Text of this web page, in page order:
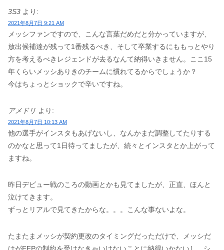
3S3 より:
2021年8月7日 9:21 AM
メッシファンですので、こんな言葉だめだと分かっていますが、
放出候補達が残って1番残るべき、そして卒業するにももっとやり
方を考えるべきレジェンドが去るなんて納得いきません。ここ15
年くらいメッシありきのチームに慣れてるからでしょうか？
今はちょっとショックで辛いですね。
アメドリ より:
2021年8月7日 10:13 AM
他の選手がインスタもあげないし、なんかまだ調整してたりする
のかなと思って1日待ってましたが、続々とインスタとか上がって
ますね。
昨日デビュー戦のころの動画とかも見てましたが、正直、ほんと
泣けてきます。
ずっとリアルで見てきたからな。。。こんな事ないよな。
たまたまメッシが契約更改のタイミングだっただけで、メッシだ